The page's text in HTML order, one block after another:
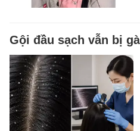
Gội đầu sạch vẫn bị